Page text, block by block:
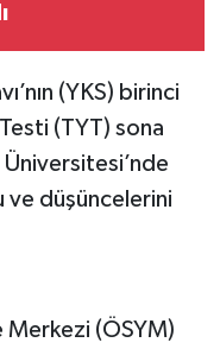
(YKS) birinci
(TYT) sona
ve düşüncelerini
(ÖSYM)